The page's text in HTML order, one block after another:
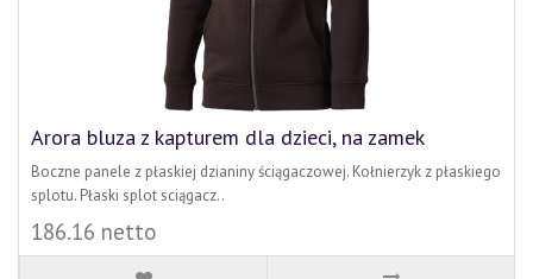
Arora bluza z kapturem dla dzieci, na zamek
Boczne panele z płaskiej dzianiny ściągaczowej. Kołnierzyk z płaskiego
splotu. Płaski splot sciągacz..
186.16 netto